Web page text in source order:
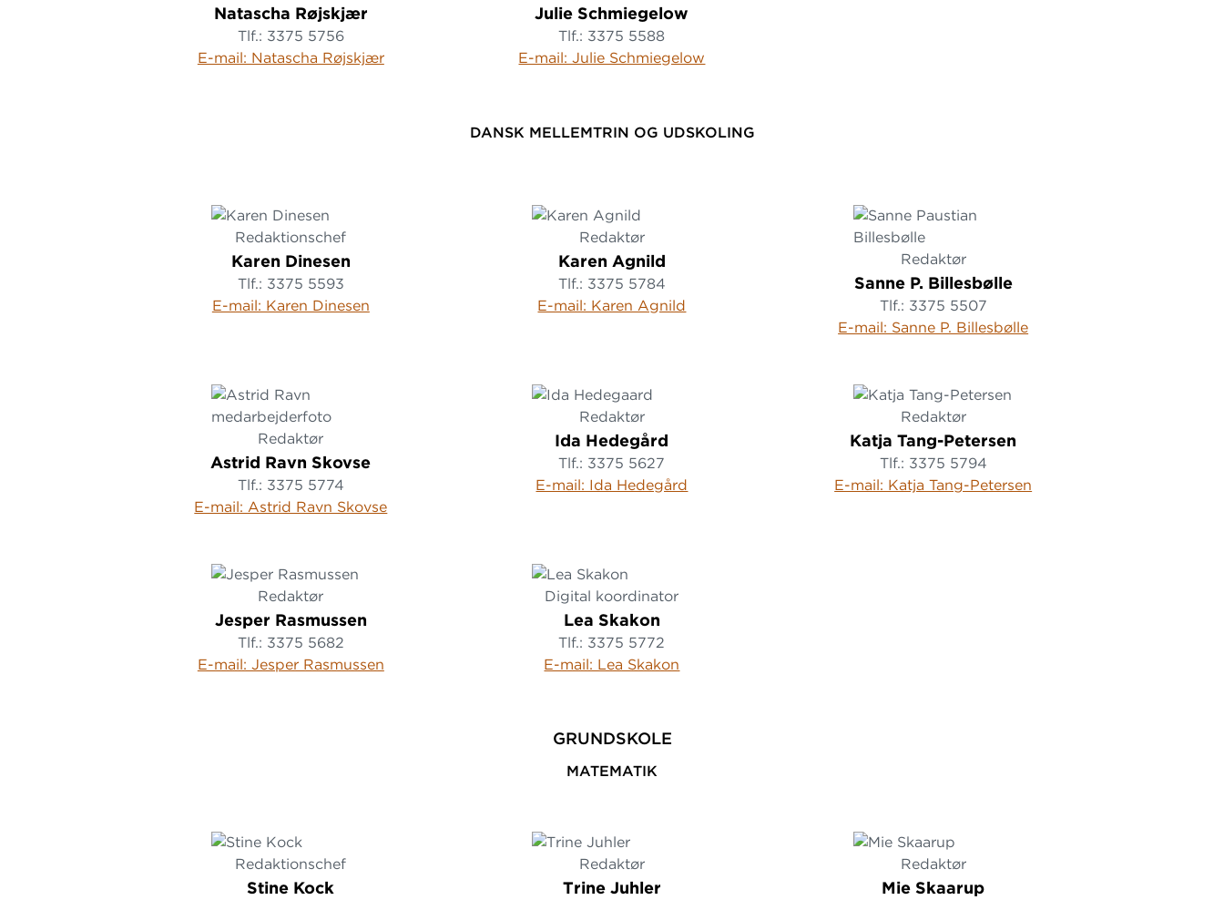
Natascha Røjskjær
Tlf.: 3375 5756
E-mail: Natascha Røjskjær
Julie Schmiegelow
Tlf.: 3375 5588
E-mail: Julie Schmiegelow
DANSK MELLEMTRIN OG UDSKOLING
Redaktionschef
Karen Dinesen
Tlf.: 3375 5593
E-mail: Karen Dinesen
Redaktør
Karen Agnild
Tlf.: 3375 5784
E-mail: Karen Agnild
Redaktør
Sanne P. Billesbølle
Tlf.: 3375 5507
E-mail: Sanne P. Billesbølle
Redaktør
Astrid Ravn Skovse
Tlf.: 3375 5774
E-mail: Astrid Ravn Skovse
Redaktør
Ida Hedegård
Tlf.: 3375 5627
E-mail: Ida Hedegård
Redaktør
Katja Tang-Petersen
Tlf.: 3375 5794
E-mail: Katja Tang-Petersen
Redaktør
Jesper Rasmussen
Tlf.: 3375 5682
E-mail: Jesper Rasmussen
Digital koordinator
Lea Skakon
Tlf.: 3375 5772
E-mail: Lea Skakon
GRUNDSKOLE
MATEMATIK
Redaktionschef
Stine Kock
Redaktør
Trine Juhler
Redaktør
Mie Skaarup